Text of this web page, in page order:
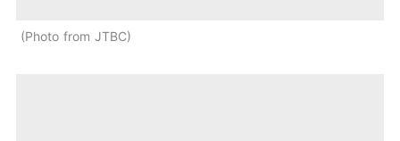
Photo from JTBC